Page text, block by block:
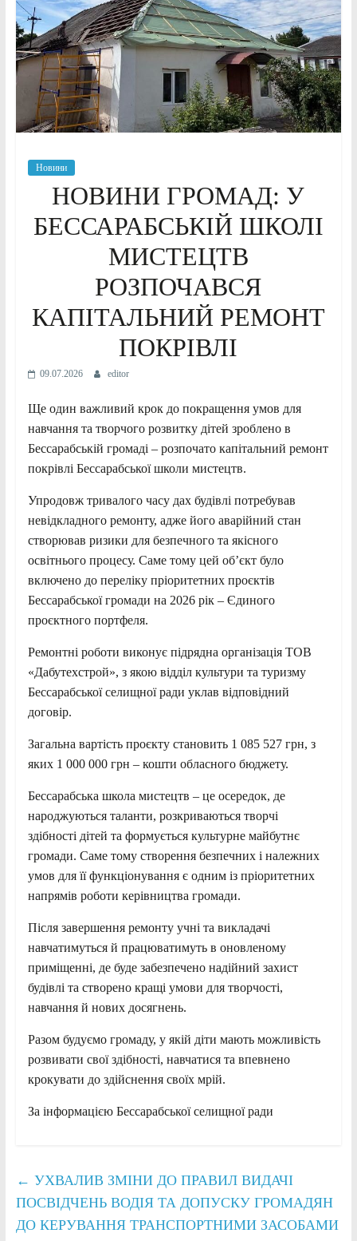
Новини
НОВИНИ ГРОМАД: У
БЕССАРАБСЬКІЙ ШКОЛІ
МИСТЕЦТВ
РОЗПОЧАВСЯ
КАПІТАЛЬНИЙ РЕМОНТ
ПОКРІВЛІ
09.07.2026 editor
Ще один важливий крок до покращення умов для
навчання та творчого розвитку дітей зроблено в
Бессарабській громаді – розпочато капітальний ремонт
покрівлі Бессарабської школи мистецтв.
Упродовж тривалого часу дах будівлі потребував
невідкладного ремонту, адже його аварійний стан
створював ризики для безпечного та якісного
освітнього процесу. Саме тому цей об’єкт було
включено до переліку пріоритетних проєктів
Бессарабської громади на 2026 рік – Єдиного
проєктного портфеля.
Ремонтні роботи виконує підрядна організація ТОВ
«Дабутехстрой», з якою відділ культури та туризму
Бессарабської селищної ради уклав відповідний
договір.
Загальна вартість проєкту становить 1 085 527 грн, з
яких 1 000 000 грн – кошти обласного бюджету.
Бессарабська школа мистецтв – це осередок, де
народжуються таланти, розкриваються творчі
здібності дітей та формується культурне майбутнє
громади. Саме тому створення безпечних і належних
умов для її функціонування є одним із пріоритетних
напрямів роботи керівництва громади.
Після завершення ремонту учні та викладачі
навчатимуться й працюватимуть в оновленому
приміщенні, де буде забезпечено надійний захист
будівлі та створено кращі умови для творчості,
навчання й нових досягнень.
Разом будуємо громаду, у якій діти мають можливість
розвивати свої здібності, навчатися та впевнено
крокувати до здійснення своїх мрій.
За інформацією Бессарабської селищної ради
← УХВАЛИВ ЗМІНИ ДО ПРАВИЛ ВИДАЧІ
ПОСВІДЧЕНЬ ВОДІЯ ТА ДОПУСКУ ГРОМАДЯН
ДО КЕРУВАННЯ ТРАНСПОРТНИМИ ЗАСОБАМИ